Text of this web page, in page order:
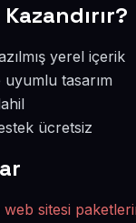
yerel içerik
uyumlu tasarım
ücretsiz
web sitesi